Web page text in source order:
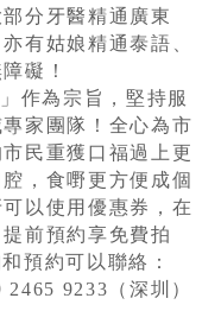
分牙醫精通廣東
有姑娘精通泰語、
礙！
作為宗旨，堅持服
家團隊！全心為市
民重獲口福過上更
，食嘢更方便成個
以使用優惠券，在
前預約享免費拍
預約可以聯絡：
9233（深圳）